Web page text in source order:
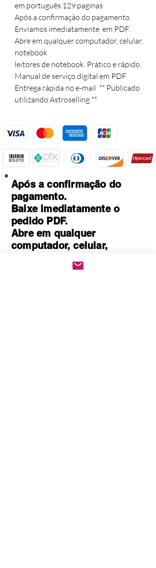
em português 129 paginas
Após a confirmação do pagamento.
Enviamos imediatamente  em PDF.
Abre em qualquer computador, celular,
notebook
leitores de notebook. Prático e rápido.
Manual de serviço digital em PDF.
Entrega rápida no e-mail  ** Publicado
utilizando Astroselling **
Após a confirmação do
pagamento.
Baixe imediatamente o
pedido PDF.
Abre em qualquer
computador, celular,